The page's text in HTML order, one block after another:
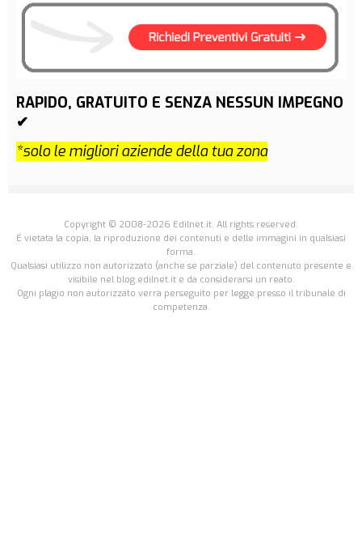
RAPIDO, GRATUITO E SENZA NESSUN IMPEGNO
✔
*solo le migliori aziende della tua zona
Copyright © 2008-2026 Edilnet.it. All rights reserved.
É vietata la copia, la riproduzione dei contenuti e delle immagini in qualsiasi
forma.
Qualsiasi utilizzo non autorizzato (anche se parziale) del contenuto presente e
visibile nel blog.edilnet.it è da considerarsi un reato.
Ogni plagio non autorizzato verrà perseguito per legge presso il tribunale di
competenza.